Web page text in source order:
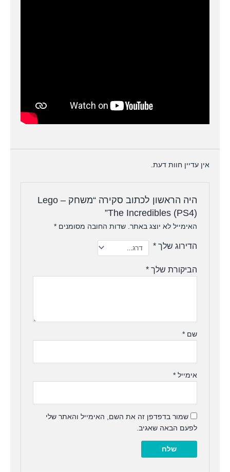
אין עדיין חוות דעת.
היה הראשון לכתוב סקירה “משחק – Lego
The Incredibles (PS4)”
האימייל לא יוצג באתר. שדות החובה מסומנים *
הדירוג שלך *
הביקורת שלך *
שם *
אימייל *
שמור בדפדפן זה את השם, האימייל והאתר שלי
לפעם הבאה שאגיב.